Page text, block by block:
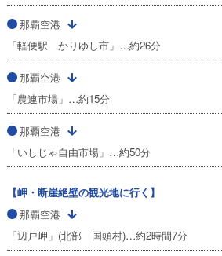
那覇空港
「軽便駅 かりゆし市」…約26分
那覇空港
「農連市場」…約15分
那覇空港
「いしじゃ自由市場」…約50分
【岬・断崖絶壁の観光地に行く】
那覇空港
「辺戸岬」(北部 国頭村)…約2時間7分